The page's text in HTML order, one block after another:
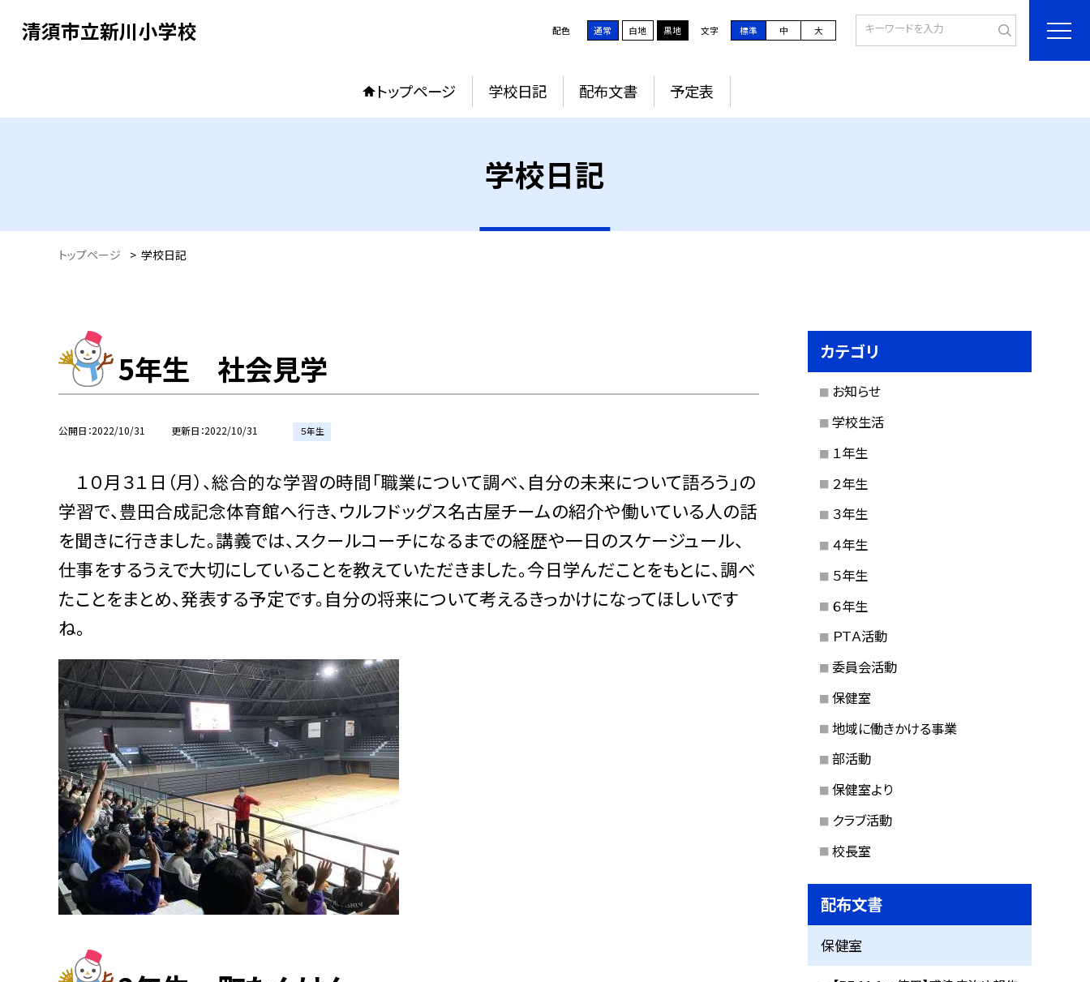
清須市立新川小学校 配色 通常 白地 黒地 文字 標準 中 大
トップページ 学校日記 配布文書 予定表
学校日記
トップページ > 学校日記
5年生 社会見学
公開日 2022/10/31 更新日 2022/10/31 ５年生
１０月３１日（月）、総合的な学習の時間「職業について調べ、自分の未来について語ろう」の
学習で、豊田合成記念体育館へ行き、ウルフドッグス名古屋チームの紹介や働いている人の話
を聞きに行きました。講義では、スクールコーチになるまでの経歴や一日のスケージュール、
仕事をするうえで大切にしていることを教えていただきました。今日学んだことをもとに、調べ
たことをまとめ、発表する予定です。自分の将来について考えるきっかけになってほしいです
ね。
カテゴリ
お知らせ
学校生活
１年生
２年生
３年生
４年生
５年生
６年生
ＰＴＡ活動
委員会活動
保健室
地域に働きかける事業
部活動
保健室より
クラブ活動
校長室
配布文書
保健室